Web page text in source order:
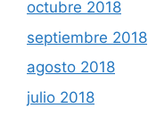
octubre 2018
septiembre 2018
agosto 2018
julio 2018